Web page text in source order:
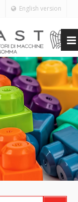
English version